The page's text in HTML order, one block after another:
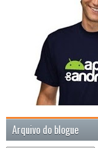
Arquivo do blogue